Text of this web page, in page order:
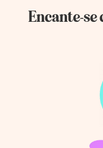
Encante-